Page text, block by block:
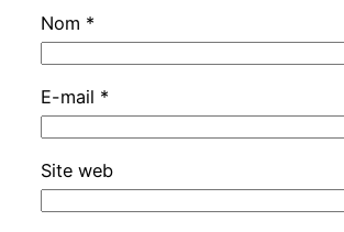
Nom *
E-mail *
Site web